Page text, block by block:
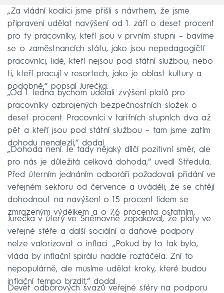
„Za vládní koalici jsme přišli s návrhem, že jsme
připraveni udělat navýšení od 1. září o deset procent
pro ty pracovníky, kteří jsou v prvním stupni – bavíme
se o zaměstnancích státu, jako jsou nepedagogičtí
pracovníci, lidé, kteří nejsou pod státní službou, nebo
ti, kteří pracují v resortech, jako je oblast kultury a
podobně,“ popsal Jurečka.
„Od 1. ledna bychom udělali zvýšení platů pro
pracovníky ozbrojených bezpečnostních složek o
deset procent. Pracovníci v tarifních stupních dva až
pět a kteří jsou pod státní službou – tam jsme zatím
dohodu nenalezli,“ dodal.
„Dohoda není. Je tady nějaký dílčí pozitivní směr, ale
pro nás je důležitá celková dohoda,“ uvedl Středula.
Před úterním jednáním odboráři požadovali přidání ve
veřejném sektoru od července a uváděli, že se chtějí
dohodnout na navýšení o 15 procent lidem se
zmrazeným výdělkem a o 7,6 procenta ostatním.
Jurečka v úterý ve Sněmovně zopakoval, že platy ve
veřejné sféře a další sociální a daňové podpory
nelze valorizovat o inflaci. „Pokud by to tak bylo,
vláda by inflační spirálu nadále roztáčela. Zní to
nepopulárně, ale musíme udělat kroky, které budou
inflační tempo brzdit,“ dodal.
Devět odborových svazů veřejné sféry na podporu